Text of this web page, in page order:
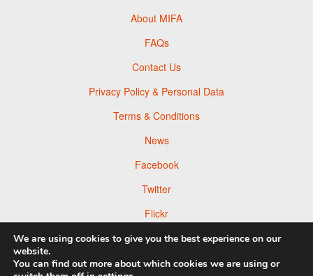
About MIFA
FAQs
Contact Us
Privacy Policy & Personal Data
Terms & Conditions
News
Facebook
Twitter
Flickr
Pinterest
We are using cookies to give you the best experience on our
website.
You can find out more about which cookies we are using or